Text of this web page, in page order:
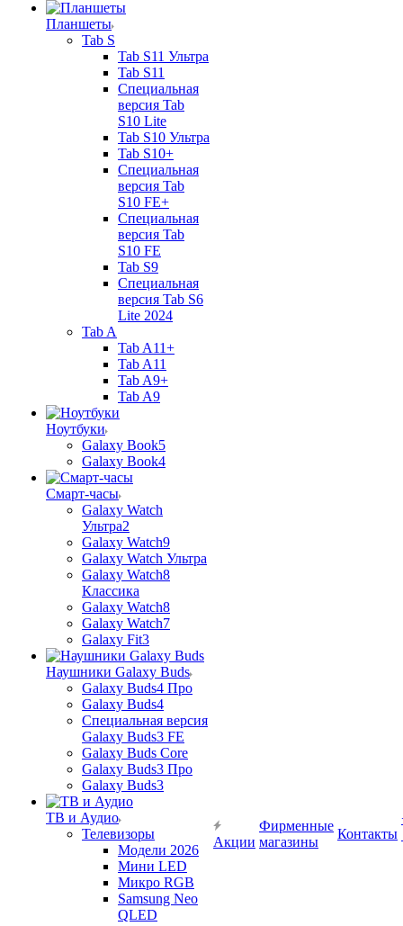
Планшеты
Tab S
Tab S11 Ультра
Tab S11
Специальная
версия Tab
S10 Lite
Tab S10 Ультра
Tab S10+
Специальная
версия Tab
S10 FE+
Специальная
версия Tab
S10 FE
Tab S9
Специальная
версия Tab S6
Lite 2024
Tab A
Tab A11+
Tab A11
Tab A9+
Tab A9
Ноутбуки
Galaxy Book5
Galaxy Book4
Смарт-часы
Galaxy Watch
Ультра2
Galaxy Watch9
Galaxy Watch Ультра
Galaxy Watch8
Классика
Galaxy Watch8
Galaxy Watch7
Galaxy Fit3
Наушники Galaxy Buds
Galaxy Buds4 Про
Galaxy Buds4
Специальная версия
Galaxy Buds3 FE
Galaxy Buds Core
Galaxy Buds3 Про
Galaxy Buds3
ТВ и Аудио
Телевизоры
Модели 2026
Мини LED
Микро RGB
Samsung Neo
QLED
Акции
Фирменные
магазины
Контакты